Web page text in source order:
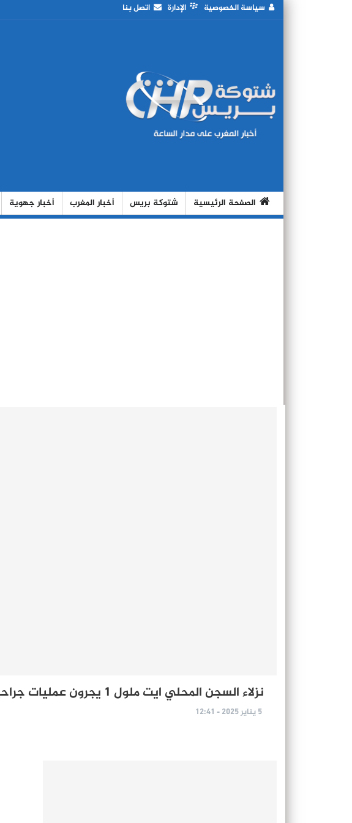
سياسة الخصوصية الإدارة اتصل بنا
الصفحة الرئيسية شتوكة بريس أخبار المغرب أخبار جهوية
نزلاء السجن المحلي ايت ملول 1 يجرون عمليات جراحية داخل اسوار المؤسسة
5 يناير 2025 - 12:41